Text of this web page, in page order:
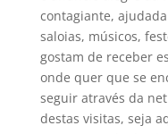
contagiante,
saloias, músicos,
gostam de receber
onde quer que se
seguir através da
destas visitas, seja